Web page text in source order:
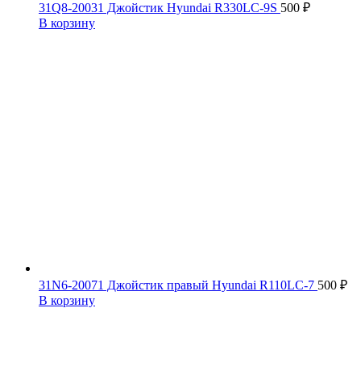
31Q8-20031 Джойстик Hyundai R330LC-9S 500 ₽
В корзину
31N6-20071 Джойстик правый Hyundai R110LC-7 500 ₽
В корзину